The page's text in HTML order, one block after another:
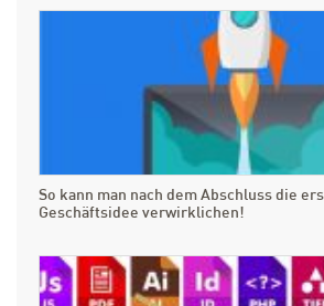
So kann man nach dem Abschluss die
Geschäftsidee verwirklichen!